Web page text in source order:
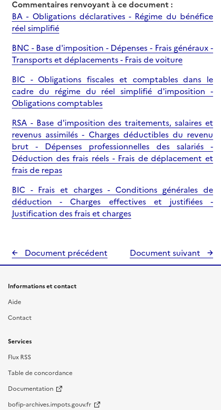
Commentaires renvoyant à ce document :
BA - Obligations déclaratives - Régime du bénéfice
réel simplifié
BNC - Base d'imposition - Dépenses - Frais généraux -
Transports et déplacements - Frais de voiture
BIC - Obligations fiscales et comptables dans le
cadre du régime du réel simplifié d'imposition -
Obligations comptables
RSA - Base d'imposition des traitements, salaires et
revenus assimilés - Charges déductibles du revenu
brut - Dépenses professionnelles des salariés -
Déduction des frais réels - Frais de déplacement et
frais de repas
BIC - Frais et charges - Conditions générales de
déduction - Charges effectives et justifiées -
Justification des frais et charges
Document précédent Document suivant
Informations et contact
Aide
Contact
Services
Flux RSS
Table de concordance
Documentation
bofip-archives.impots.gouv.fr